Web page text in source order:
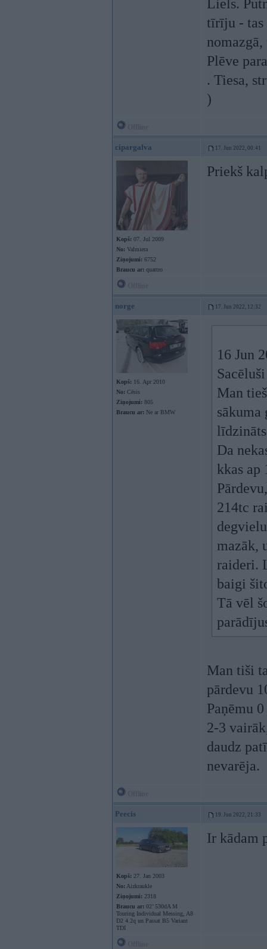
Liels.
tīrīju - tas
Plēve
. Tiesa,
)
cipargalva 17. Jun 2022, 00:41
Kopš: 07. Jul 2009
No: Valmiera
Ziņojumi: 6752
Braucu ar: quattro
Priekš
norge 17. Jun 2022, 12:32
Kopš: 16. Apr 2010
No: Cēsis
Ziņojumi: 805
Braucu ar: Ne ar BMW
16 Jun
Man
sākuma
Da
kkas ap
214tc
mazāk,
raideri.
baigi
Tā vēl
Man tiši
pārdevu
Paņēmu
2-3
daudz
nevarēja.
Peecis 19. Jun 2022, 21:33
Kopš: 27. Jan 2003
No: Aizkraukle
Ziņojumi: 2318
Braucu ar: 02’ 530dA M
Touring Individual Messing, A8
D2 4.2q un Passat B5 Variant
TDI
Ir kādam